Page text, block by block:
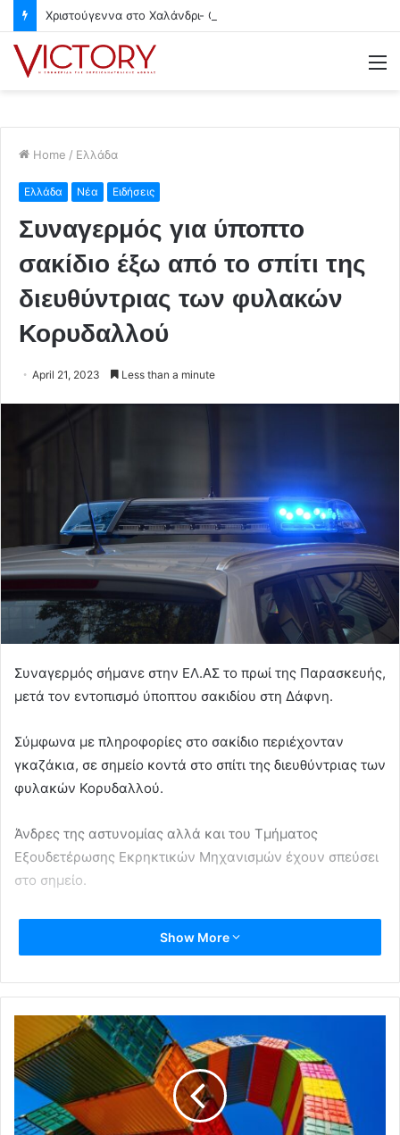
Home / Ελλάδα
Ελλάδα Νέα Ειδήσεις
Συναγερμός για ύποπτο
σακίδιο έξω από το σπίτι της
διευθύντριας των φυλακών
Κορυδαλλού
April 21, 2023 Less than a minute
Συναγερμός σήμανε στην ΕΛ.ΑΣ το πρωί της Παρασκευής,
μετά τον εντοπισμό ύποπτου σακιδίου στη Δάφνη.
Σύμφωνα με πληροφορίες στο σακίδιο περιέχονταν
γκαζάκια, σε σημείο κοντά στο σπίτι της διευθύντριας των
φυλακών Κορυδαλλού.
Άνδρες της αστυνομίας αλλά και του Τμήματος
Εξουδετέρωσης Εκρηκτικών Μηχανισμών έχουν σπεύσει
στο σημείο.
Show More